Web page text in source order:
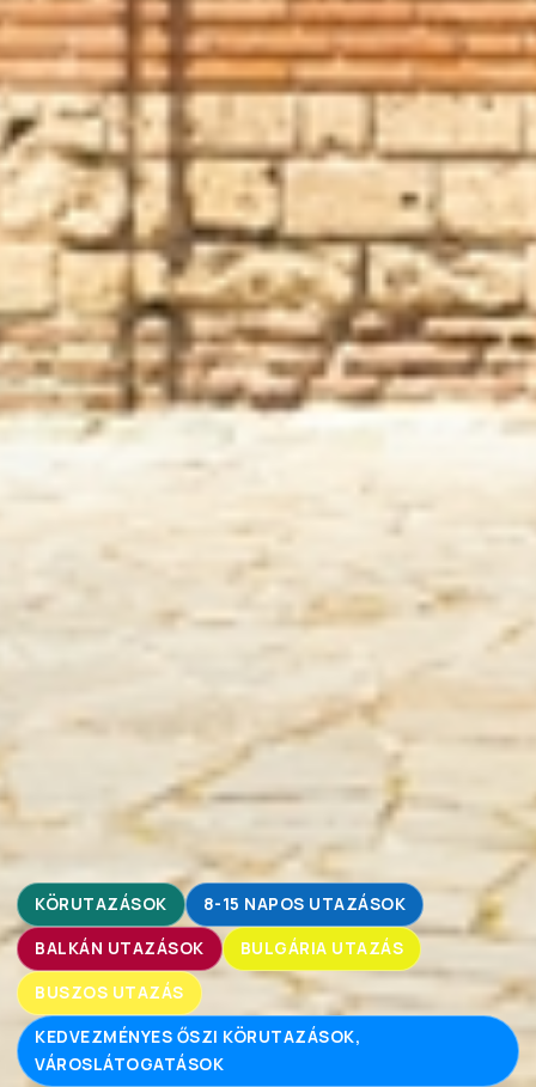
KÖRUTAZÁSOK 8-15 NAPOS UTAZÁSOK
BALKÁN UTAZÁSOK BULGÁRIA UTAZÁS
BUSZOS UTAZÁS
KEDVEZMÉNYES ŐSZI KÖRUTAZÁSOK,
VÁROSLÁTOGATÁSOK